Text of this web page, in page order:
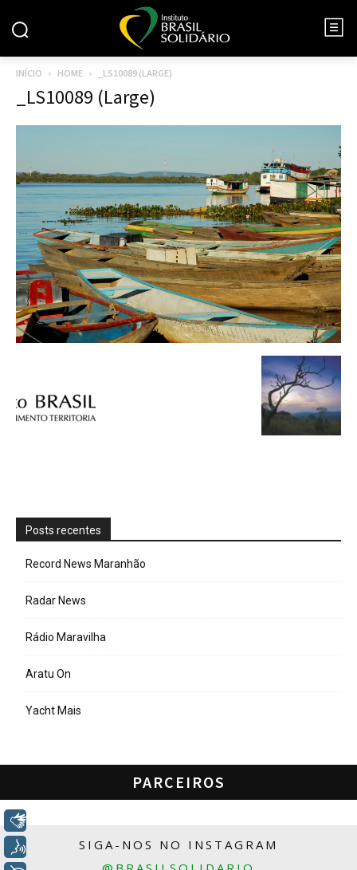
INÍCIO HOME _LS10089 (LARGE)
_LS10089 (Large)
Posts recentes
Record News Maranhão
Radar News
Rádio Maravilha
Aratu On
Yacht Mais
PARCEIROS
SIGA-NOS NO INSTAGRAM